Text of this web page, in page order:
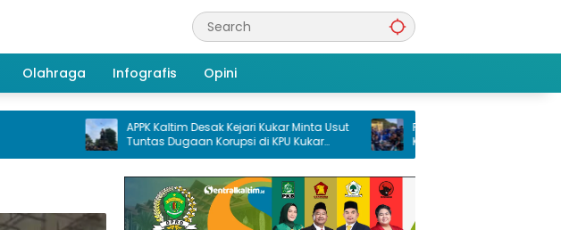
Olahraga Infografis Opini
APPK Kaltim Desak Kejari Kukar Minta Usut
Tuntas Dugaan Korupsi di KPU Kukar
pada penggunaan Dana Hibah PSU
PMII Samarinda Gelar Pembukaan
Konfercab XXXV, Taufikuddin Ajak
Kader Perkuat Persatuan